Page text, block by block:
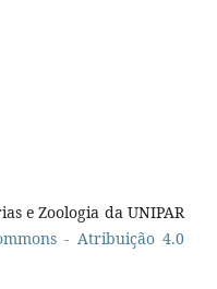
e Zoologia da UNIPAR
- Atribuição 4.0